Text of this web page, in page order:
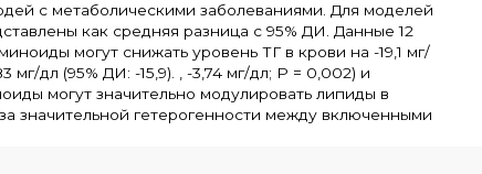
с метаболическими заболеваниями. Для моделей
как средняя разница с 95% ДИ. Данные 12
могут снижать уровень ТГ в крови на -19,1 мг/
мг/дл (95% ДИ: -15,9). , -3,74 мг/дл; P = 0,002) и
могут значительно модулировать липиды в
значительной гетерогенности между включенными